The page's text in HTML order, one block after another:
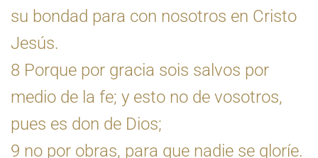
su bondad para con nosotros en Cristo
Jesús.
8 Porque por gracia sois salvos por
medio de la fe; y esto no de vosotros,
pues es don de Dios;
9 no por obras, para que nadie se gloríe.